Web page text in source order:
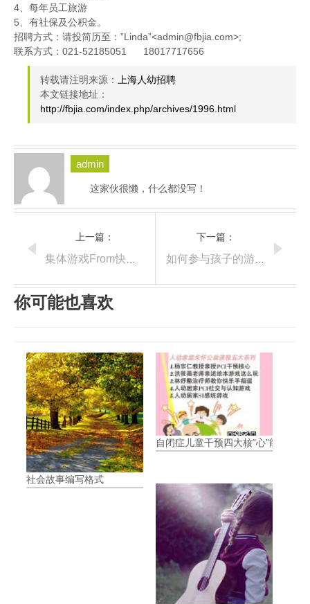
4、每年员工旅游
5、有社保及公积金。
招聘方式：请投简历至：”Linda”<admin@fbjia.com>;
联系方式：021-52185051 18017717656
转载请注明来源：
上海人幼招聘
本文链接地址：
http://fbjia.com/index.php/archives/1996.html
admin
这家伙很懒，什么都没写！
上一篇：
下一篇：
你可能也喜欢
社会故事编写格式
自闭症儿童干预四大核“心”能力-视